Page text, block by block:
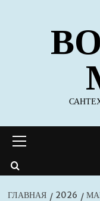
содержимому
меню
ГЛАВНАЯ 2026